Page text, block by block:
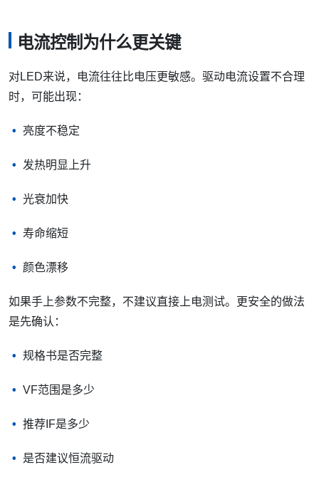
电流控制为什么更关键
对LED来说，电流往往比电压更敏感。驱动电流设置不合理
时，可能出现：
亮度不稳定
发热明显上升
光衰加快
寿命缩短
颜色漂移
如果手上参数不完整，不建议直接上电测试。更安全的做法
是先确认：
规格书是否完整
VF范围是多少
推荐IF是多少
是否建议恒流驱动